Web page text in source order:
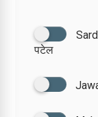
पटेल